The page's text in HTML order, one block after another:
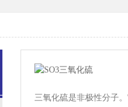
三氧化硫是非极性分子